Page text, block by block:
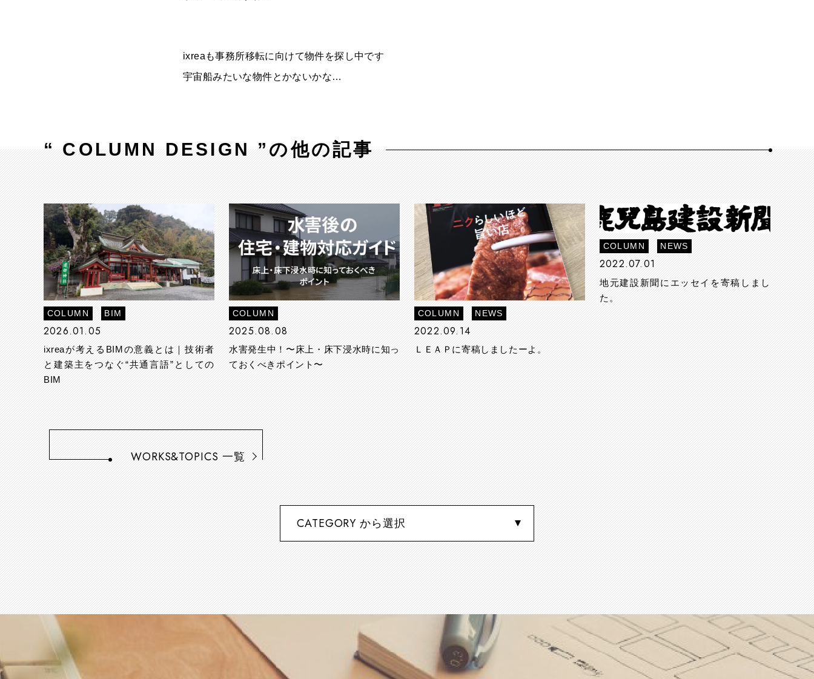
ixreaも事務所移転に向けて物件を探し中です
宇宙船みたいな物件とかないかな…
“COLUMN DESIGN”の他の記事
COLUMN BIM
2026.01.05
ixreaが考えるBIMの意義とは｜技術者
と建築主をつなぐ“共通言語”としての
BIM
COLUMN
2025.08.08
水害発生中！〜床上・床下浸水時に知っ
ておくべきポイント〜
COLUMN NEWS
2022.09.14
ＬＥＡＰに寄稿しましたーよ。
COLUMN NEWS
2022.07.01
地元建設新聞にエッセイを寄稿しまし
た。
WORKS&TOPICS一覧